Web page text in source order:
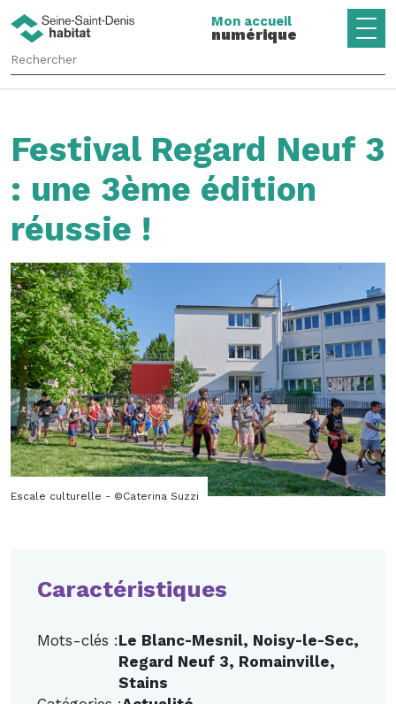
Mon accueil
numérique
Festival Regard Neuf 3
: une 3ème édition
réussie !
Escale culturelle - ©Caterina Suzzi
Caractéristiques
Mots-clés :Le Blanc-Mesnil, Noisy-le-Sec,
Regard Neuf 3, Romainville,
Stains